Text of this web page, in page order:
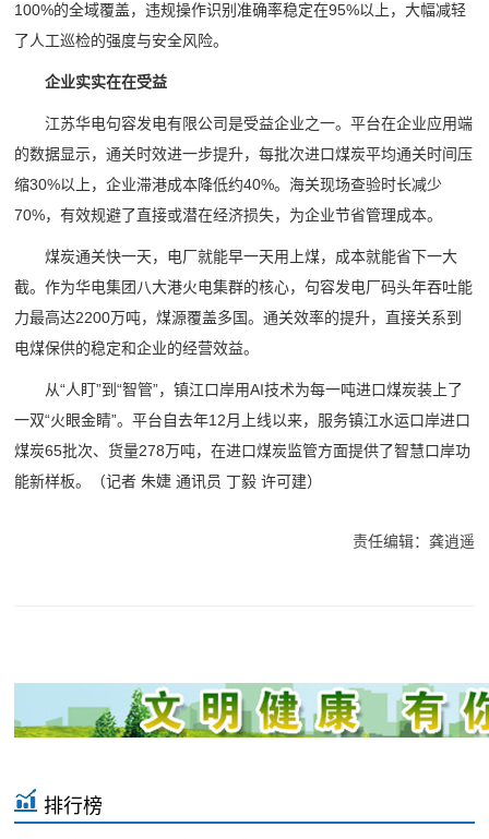
100%的全域覆盖，违规操作识别准确率稳定在95%以上，大幅减轻
了人工巡检的强度与安全风险。
企业实实在在受益
江苏华电句容发电有限公司是受益企业之一。平台在企业应用端
的数据显示，通关时效进一步提升，每批次进口煤炭平均通关时间压
缩30%以上，企业滞港成本降低约40%。海关现场查验时长减少
70%，有效规避了直接或潜在经济损失，为企业节省管理成本。
煤炭通关快一天，电厂就能早一天用上煤，成本就能省下一大
截。作为华电集团八大港火电集群的核心，句容发电厂码头年吞吐能
力最高达2200万吨，煤源覆盖多国。通关效率的提升，直接关系到
电煤保供的稳定和企业的经营效益。
从“人盯”到“智管”，镇江口岸用AI技术为每一吨进口煤炭装上了
一双“火眼金睛”。平台自去年12月上线以来，服务镇江水运口岸进口
煤炭65批次、货量278万吨，在进口煤炭监管方面提供了智慧口岸功
能新样板。（记者 朱婕 通讯员 丁毅 许可建）
责任编辑：龚逍遥
排行榜